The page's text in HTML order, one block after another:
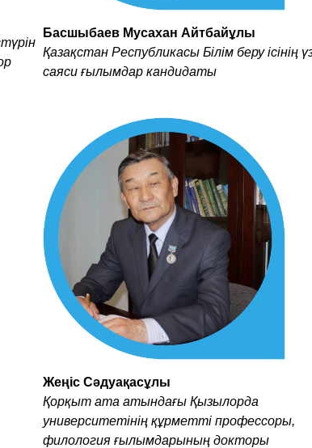
Басшыбаев Мусахан Айтбайұлы
Қазақстан Республикасы Білім беру ісінің
саяси ғылымдар кандидаты
Жеңіс Сәдуақасұлы
Қорқыт ата атындағы Қызылорда
университетінің құрметті профессоры,
филология ғылымдарының докторы